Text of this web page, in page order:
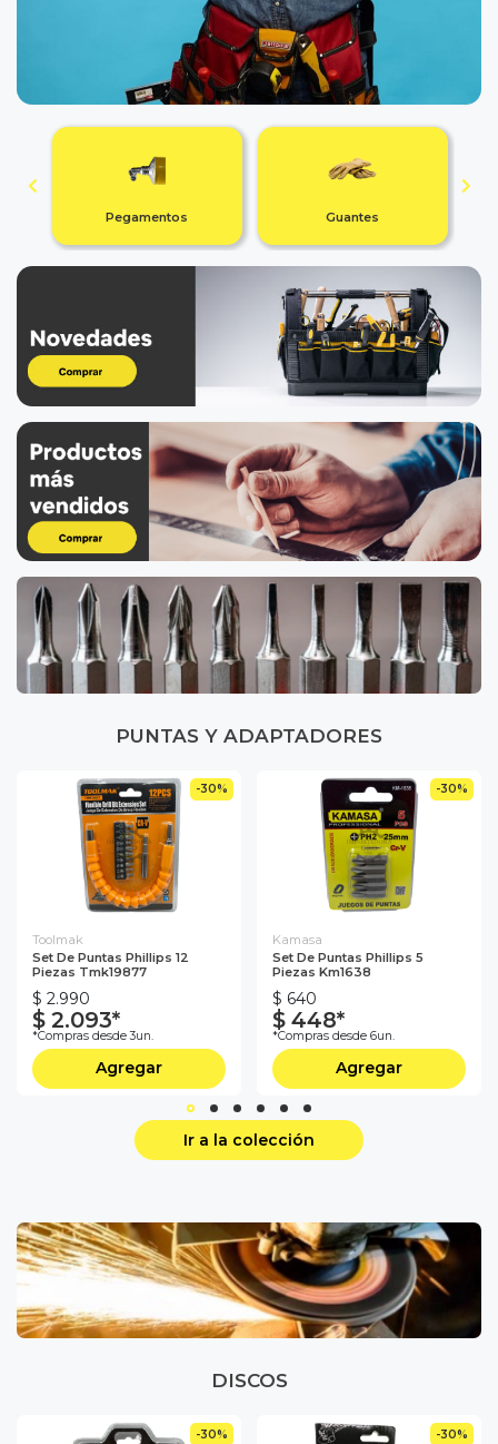
Pegamentos Guantes
PUNTAS Y ADAPTADORES
-30%
Toolmak
Set De Puntas Phillips 12
Piezas Tmk19877
$ 2.990
$ 2.093*
*Compras desde 3un.
Agregar
-30%
Kamasa
Set De Puntas Phillips 5
Piezas Km1638
$ 640
$ 448*
*Compras desde 6un.
Agregar
Ir a la colección
DISCOS
-30% -30%